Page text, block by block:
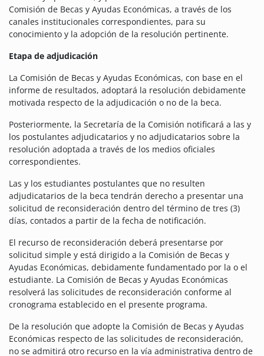
Comisión de Becas y Ayudas Económicas, a través de los
canales institucionales correspondientes, para su
conocimiento y la adopción de la resolución pertinente.
Etapa de adjudicación
La Comisión de Becas y Ayudas Económicas, con base en el
informe de resultados, adoptará la resolución debidamente
motivada respecto de la adjudicación o no de la beca.
Posteriormente, la Secretaría de la Comisión notificará a las y
los postulantes adjudicatarios y no adjudicatarios sobre la
resolución adoptada a través de los medios oficiales
correspondientes.
Las y los estudiantes postulantes que no resulten
adjudicatarios de la beca tendrán derecho a presentar una
solicitud de reconsideración dentro del término de tres (3)
días, contados a partir de la fecha de notificación.
El recurso de reconsideración deberá presentarse por
solicitud simple y está dirigido a la Comisión de Becas y
Ayudas Económicas, debidamente fundamentado por la o el
estudiante. La Comisión de Becas y Ayudas Económicas
resolverá las solicitudes de reconsideración conforme al
cronograma establecido en el presente programa.
De la resolución que adopte la Comisión de Becas y Ayudas
Económicas respecto de las solicitudes de reconsideración,
no se admitirá otro recurso en la vía administrativa dentro de